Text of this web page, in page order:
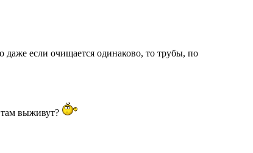
даже если очищается одинаково, то трубы, по
выживут?